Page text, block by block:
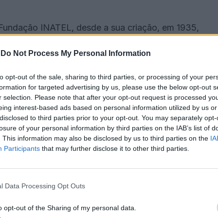
Do Not Process My Personal Information
opt-out of the sale, sharing to third parties, or processing of your
for targeted advertising by us, please use the below opt-out
selection. Please note that after your opt-out request is processed
interest-based ads based on personal information utilized by us
to third parties prior to your opt-out. You may separately
of your personal information by third parties on the IAB’s list of
This information may also be disclosed by us to third parties on the
Participants that may further disclose it to other third parties.
Data Processing Opt Outs
opt-out of the Sharing of my personal data.
INATEL, desde a sua criação, em 1935,
reúne fotografias, documentos, objetos
a evolução da instituição e a sua ligação
ambulante e iniciativas culturais
iniciativas como o turismo social, os Serões
marcaram diferentes períodos da história da
ao envelhecimento ativo, ao voluntariado e à
da Fundação INATEL nas áreas da cultura,